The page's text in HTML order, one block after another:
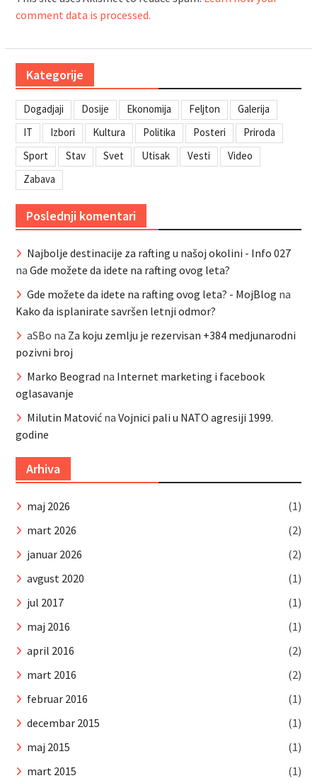
comment data is processed.
Kategorije
Dogadjaji Dosije Ekonomija Feljton
Galerija
IT
Izbori Kultura Politika Posteri
Priroda
Sport
Stav Svet Utisak Vesti
Video
Zabava
Poslednji komentari
Najbolje destinacije za rafting u našoj okolini - Info 027
na Gde možete da idete na rafting ovog leta?
Gde možete da idete na rafting ovog leta? - MojBlog na
Kako da isplanirate savršen letnji odmor?
aSBo na Za koju zemlju je rezervisan +384 medjunarodni
pozivni broj
Marko Beograd na Internet marketing i facebook
oglasavanje
Milutin Matovićna Vojnici pali u NATO agresiji 1999.
godine
Arhiva
maj 2026
(1)
mart 2026
(2)
januar 2026
(2)
avgust 2020
(1)
jul 2017
(1)
maj 2016
(1)
april 2016
(2)
mart 2016
(2)
februar 2016
(1)
decembar 2015
(1)
maj 2015
(1)
mart 2015
(1)